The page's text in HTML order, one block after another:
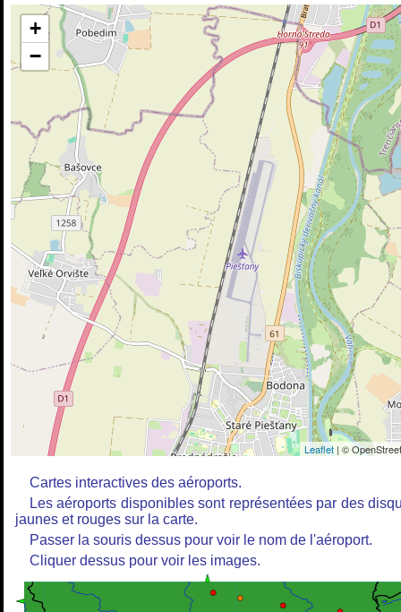
+
−
Leaflet | ©
Cartes interactives des aéroports.
Les aéroports disponibles sont représentées par des
jaunes et rouges sur la carte.
Passer la souris dessus pour voir le nom de l'aéroport.
Cliquer dessus pour voir les images.